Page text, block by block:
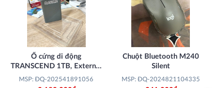
Ổ cứng di động
TRANSCEND 1TB, External
SSD
MSP: ĐQ-202541891056
Chuột Bluetooth M240
Silent
MSP: ĐQ-2024821104335